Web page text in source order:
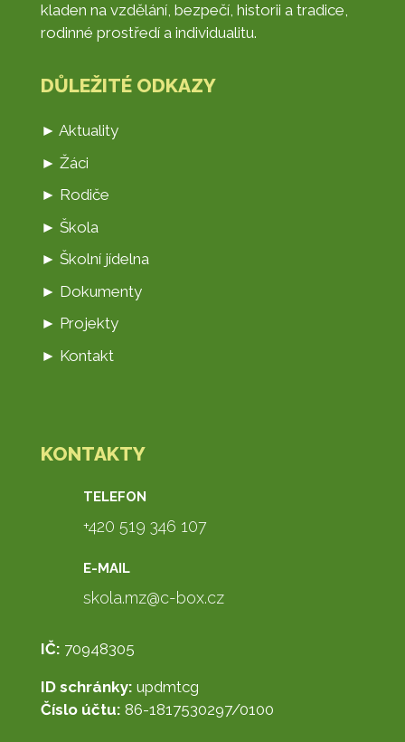
kladen na vzdělání, bezpečí, historii a tradice,
rodinné prostředí a individualitu.
DŮLEŽITÉ ODKAZY
► Aktuality
► Žáci
► Rodiče
► Škola
► Školní jídelna
► Dokumenty
► Projekty
► Kontakt
KONTAKTY
TELEFON
+420 519 346 107
E-MAIL
skola.mz@c-box.cz
IČ: 70948305
ID schránky: updmtcg
Číslo účtu: 86-1817530297/0100